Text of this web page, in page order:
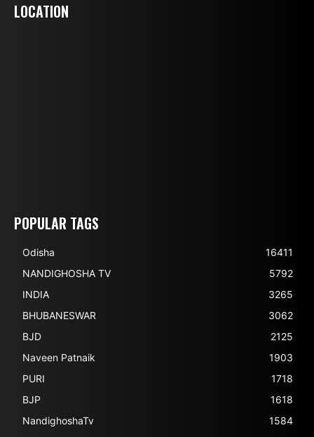
LOCATION
POPULAR TAGS
Odisha
16411
NANDIGHOSHA TV
5792
INDIA
3265
BHUBANESWAR
3062
BJD
2125
Naveen Patnaik
1903
PURI
1718
BJP
1618
NandighoshaTv
1584